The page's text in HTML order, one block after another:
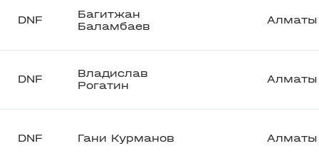
DNF
Багитжан
Баламбаев
Алматы
DNF
Владислав
Рогатин
Алматы
DNF Гани Курманов Алматы